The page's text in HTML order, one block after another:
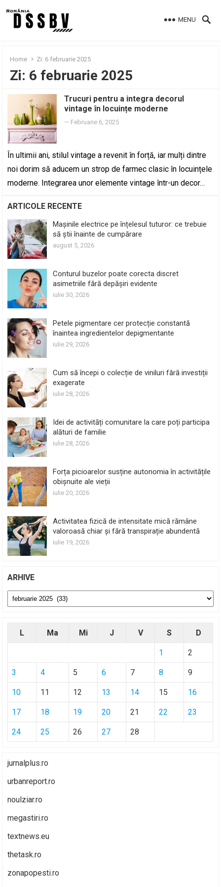
MENU
Home Zi: 6 februarie 2025
Zi: 6 februarie 2025
Trucuri pentru a integra decorul
vintage în locuințe moderne
— Februarie 6, 2025
În ultimii ani, stilul vintage a revenit în forță, iar mulți dintre
noi dorim să aducem un strop de farmec clasic în locuințele
moderne. Integrarea unor elemente vintage într-un decor…
ARTICOLE RECENTE
Mașinile electrice pe înțelesul tuturor: ce trebuie
să știi înainte de cumpărare
august 5, 2026
Conturul buzelor poate corecta discret
asimetriile fără depășiri evidente
iulie 30, 2026
Petele pigmentare cer protecție constantă
înaintea ingredientelor depigmentante
iulie 29, 2026
Cum să începi o colecție de viniluri fără investiții
exagerate
iulie 28, 2026
Idei de activități comunitare la care poți participa
alături de familie
iulie 28, 2026
Forța picioarelor susține autonomia în activitățile
obișnuite ale vieții
iulie 20, 2026
Activitatea fizică de intensitate mică rămâne
valoroasă chiar și fără transpirație abundentă
iulie 19, 2026
ARHIVE
Arhive
L Ma Mi J V S D
1 2
3 4 5 6 7 8 9
10 11 12 13 14 15 16
17 18 19 20 21 22 23
24 25 26 27 28
jurnalplus.ro
urbanreport.ro
noulziar.ro
megastiri.ro
textnews.eu
thetask.ro
zonapopesti.ro